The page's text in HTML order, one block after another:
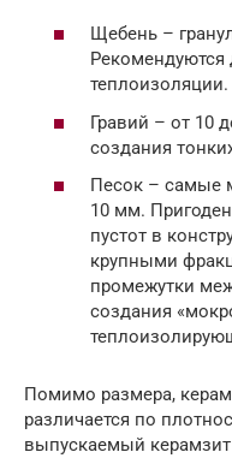
Щебень –
Рекомендуются
теплоизоляции.
Гравий – от 10
создания
Песок – самые
10 мм.
пустот в
крупными
промежутки
создания
Помимо размера,
различается по
выпускаемый